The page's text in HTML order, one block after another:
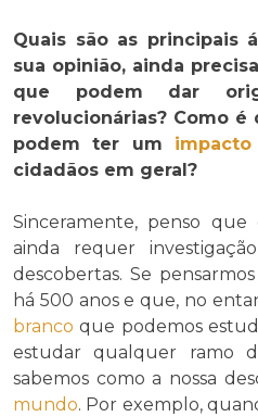
Quais são as principais
sua opinião, ainda
que podem dar
revolucionárias? Como é
podem ter um impacto
cidadãos em geral?
Sinceramente, penso
ainda requer
descobertas. Se
há 500 anos e que, no
branco que podemos
estudar qualquer ramo
sabemos como a nossa
mundo. Por exemplo,